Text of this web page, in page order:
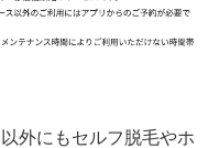
外にもセルフ脱毛やホ